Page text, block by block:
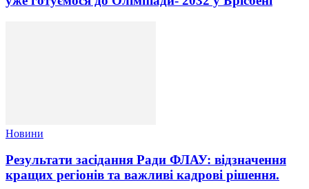
Новини
Результати засідання Ради ФЛАУ: відзначення
кращих регіонів та важливі кадрові рішення.